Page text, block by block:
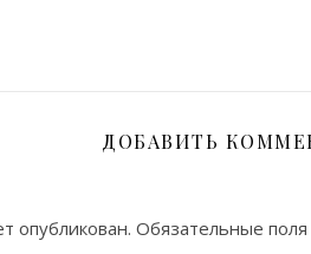
ДОБАВИТЬ
опубликован. Обязательные